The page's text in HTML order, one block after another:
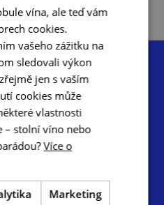
– Jižní Morava, z.s.p.o.
602 00 Brno
vína, ale teď vám
cookies.
vašeho zážitku na
sledovali výkon
jen s vaším
cookies může
vlastnosti
– stolní víno nebo
Více o
Marketing